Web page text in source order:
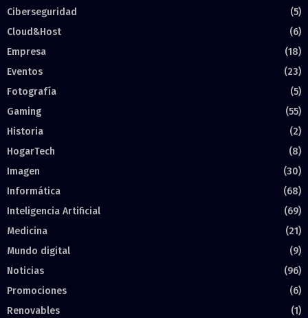
Ciberseguridad
(5)
Cloud&Host
(6)
Empresa
(18)
Eventos
(23)
Fotografía
(5)
Gaming
(55)
Historia
(2)
HogarTech
(8)
Imagen
(30)
Informática
(68)
Inteligencia Artificial
(69)
Medicina
(21)
Mundo digital
(9)
Noticias
(96)
Promociones
(6)
Renovables
(1)